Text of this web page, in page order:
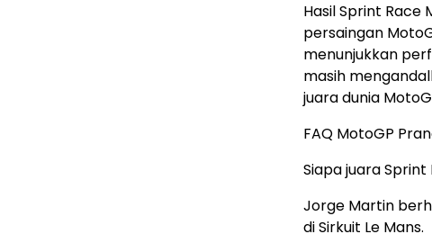
Hasil Sprint Race
persaingan
menunjukkan
masih
juara dunia
FAQ MotoGP
Siapa juara Sprint
Jorge Martin
di Sirkuit Le Mans.